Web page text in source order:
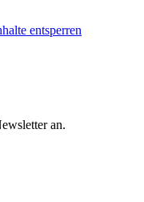
entsperren
an.